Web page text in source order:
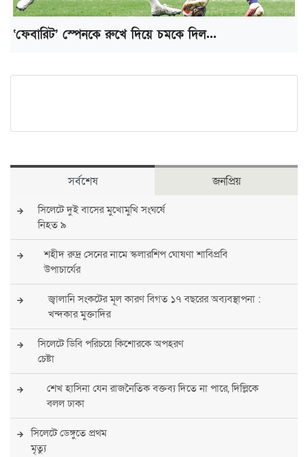
‘ফেবারিট’ স্পেনকে রুখে দিয়ে চমকে দিল...
সর্বশেষ জনপ্রিয়
সিলেটে দুই বাসের মুখোমুখি সংঘর্ষে
নিহত ৯
শহীদ রুদ্র সেনের নামে স্কলারশিপ ঘোষণা শাবিপ্রবি
উপাচার্যের
জ্বালানি সংকটের মূল কারণ বিগত ১৭ বছরের অব্যবস্থাপনা :
খন্দকার মুক্তাদির
সিলেটে ডিবি পরিচয়ে কিশোরকে অপহরণ
চেষ্টা
শেখ হাসিনা যেন রাজনৈতিক বক্তব্য দিতে না পারে, দিল্লিকে
বলল ঢাকা
সিলেটে ডেঙ্গুতে প্রথম
মৃত্যু